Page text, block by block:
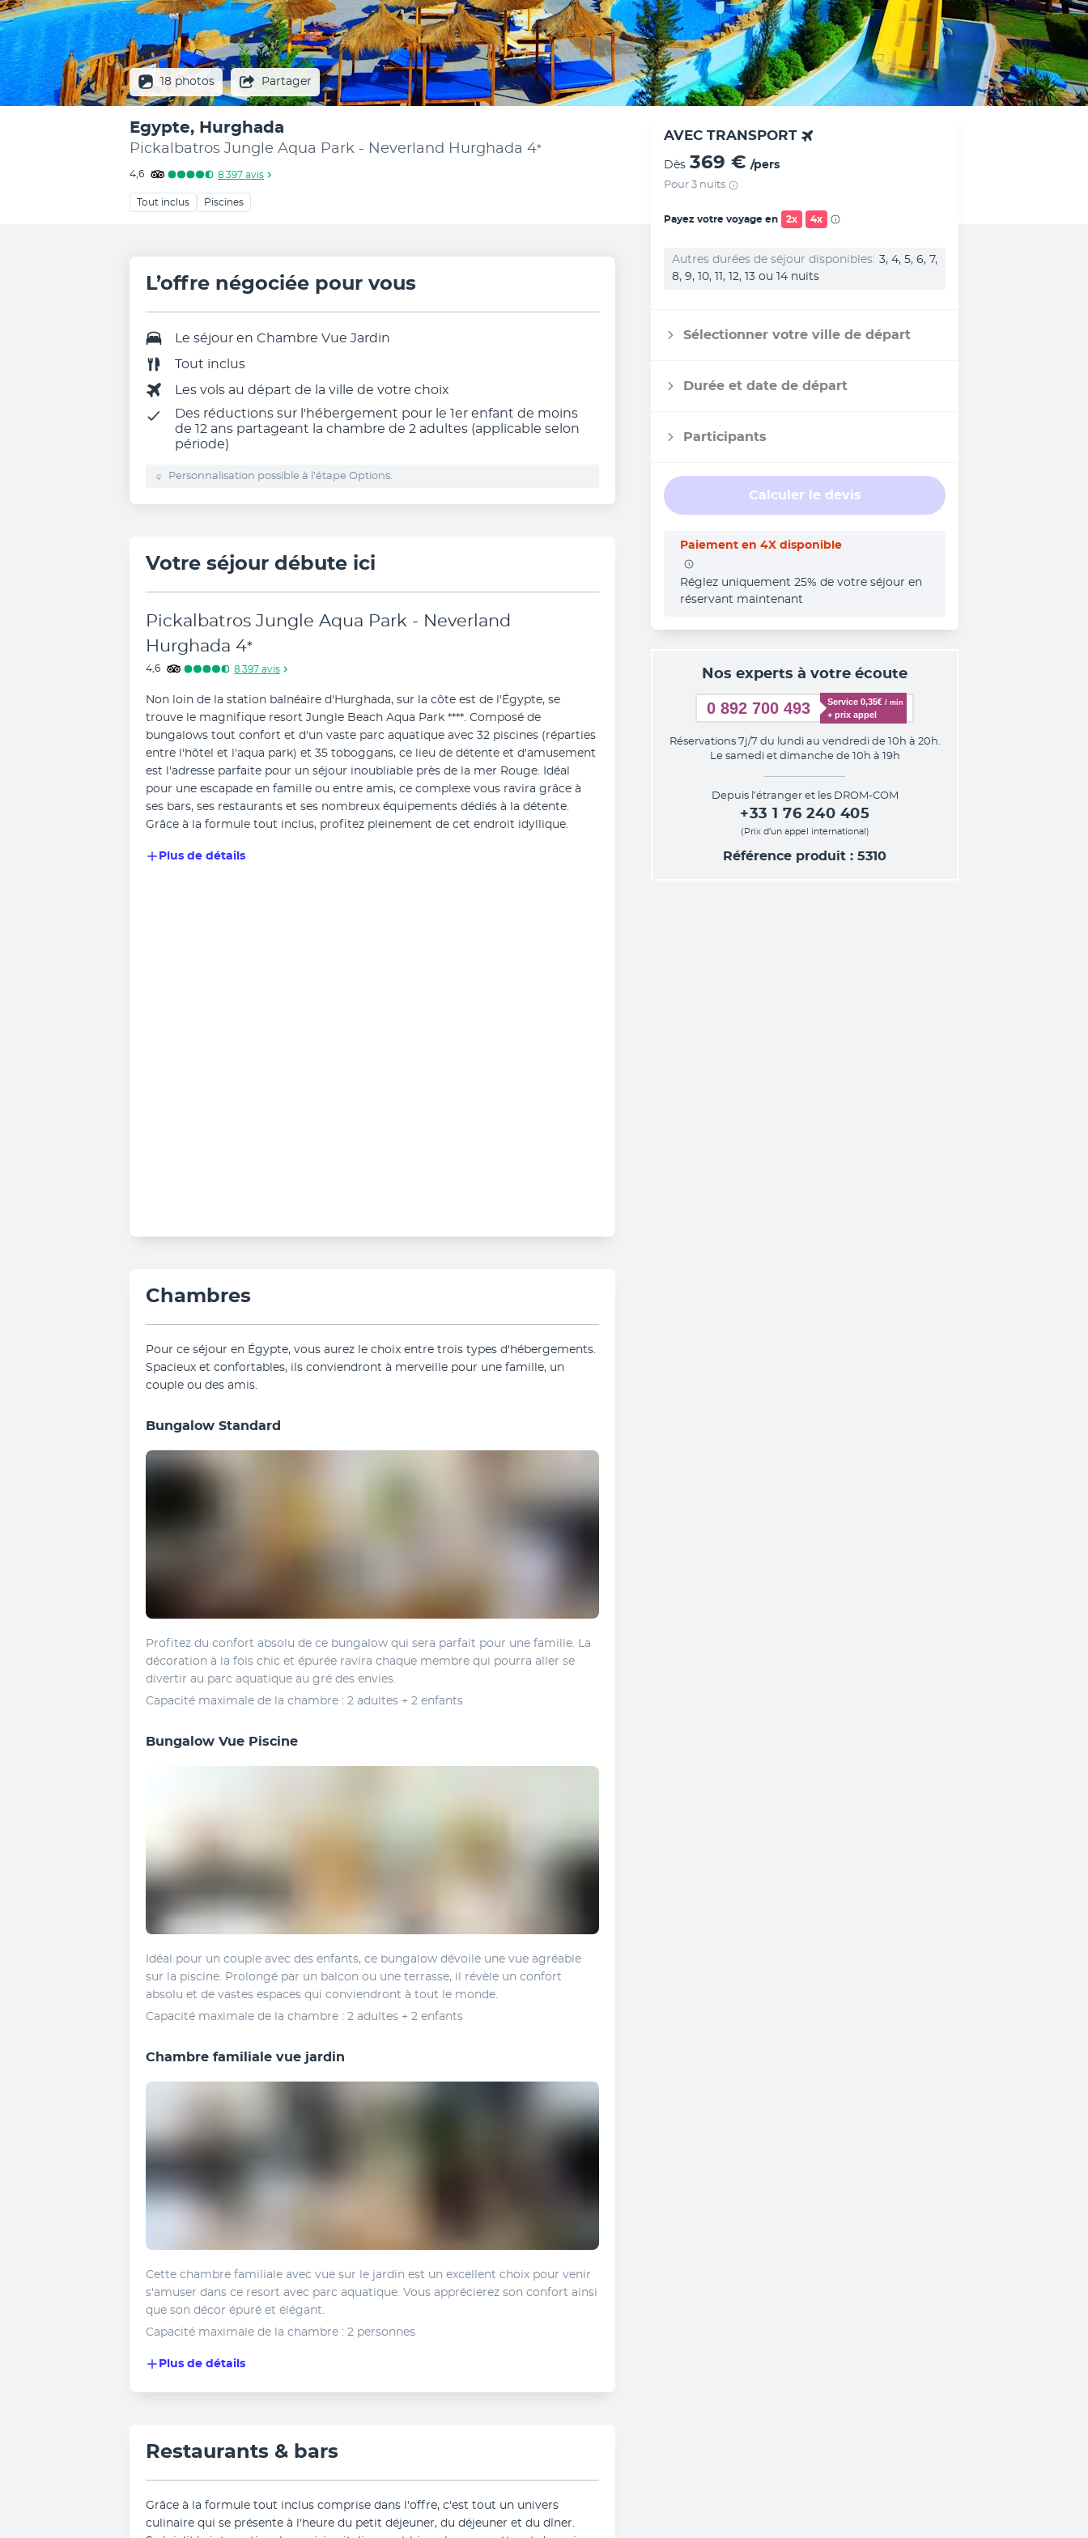
18 photos Partager
Egypte, Hurghada
Pickalbatros Jungle Aqua Park - Neverland Hurghada 4*
4,6 8 397 avis
Tout inclus Piscines
AVEC TRANSPORT
Dès 369 € /pers
Pour 3 nuits
Payez votre voyage en 2x 4x
Autres durées de séjour disponibles 3, 4, 5, 6, 7,
8, 9, 10, 11, 12, 13 ou 14 nuits
Sélectionner votre ville de départ
Durée et date de départ
Participants
Calculer le devis
Paiement en 4X disponible
Réglez uniquement 25% de votre séjour en
réservant maintenant
Nos experts à votre écoute
0 892 700 493 Service 0,35€ / min
+ prix appel
Réservations 7j/7 du lundi au vendredi de 10h à 20h.
Le samedi et dimanche de 10h à 19h
Depuis l’étranger et les DROM-COM
+33 1 76 240 405
(Prix d’un appel international)
Référence produit : 5310
L’offre négociée pour vous
Le séjour en Chambre Vue Jardin
Tout inclus
Les vols au départ de la ville de votre choix
Des réductions sur l'hébergement pour le 1er enfant de moins
de 12 ans partageant la chambre de 2 adultes (applicable selon
période)
Personnalisation possible à l’étape Options.
Votre séjour débute ici
Pickalbatros Jungle Aqua Park - Neverland
Hurghada 4*
4,6 8 397 avis
Non loin de la station balnéaire d'Hurghada, sur la côte est de l'Égypte, se
trouve le magnifique resort Jungle Beach Aqua Park ****. Composé de
bungalows tout confort et d'un vaste parc aquatique avec 32 piscines (réparties
entre l'hôtel et l'aqua park) et 35 toboggans, ce lieu de détente et d'amusement
est l'adresse parfaite pour un séjour inoubliable près de la mer Rouge. Idéal
pour une escapade en famille ou entre amis, ce complexe vous ravira grâce à
ses bars, ses restaurants et ses nombreux équipements dédiés à la détente.
Grâce à la formule tout inclus, profitez pleinement de cet endroit idyllique.
Plus de détails
Chambres
Pour ce séjour en Égypte, vous aurez le choix entre trois types d'hébergements.
Spacieux et confortables, ils conviendront à merveille pour une famille, un
couple ou des amis.
Bungalow Standard
Profitez du confort absolu de ce bungalow qui sera parfait pour une famille. La
décoration à la fois chic et épurée ravira chaque membre qui pourra aller se
divertir au parc aquatique au gré des envies.
Capacité maximale de la chambre : 2 adultes + 2 enfants
Bungalow Vue Piscine
Idéal pour un couple avec des enfants, ce bungalow dévoile une vue agréable
sur la piscine. Prolongé par un balcon ou une terrasse, il révèle un confort
absolu et de vastes espaces qui conviendront à tout le monde.
Capacité maximale de la chambre : 2 adultes + 2 enfants
Chambre familiale vue jardin
Cette chambre familiale avec vue sur le jardin est un excellent choix pour venir
s'amuser dans ce resort avec parc aquatique. Vous apprécierez son confort ainsi
que son décor épuré et élégant.
Capacité maximale de la chambre : 2 personnes
Plus de détails
Restaurants & bars
Grâce à la formule tout inclus comprise dans l'offre, c'est tout un univers
culinaire qui se présente à l'heure du petit déjeuner, du déjeuner et du dîner.